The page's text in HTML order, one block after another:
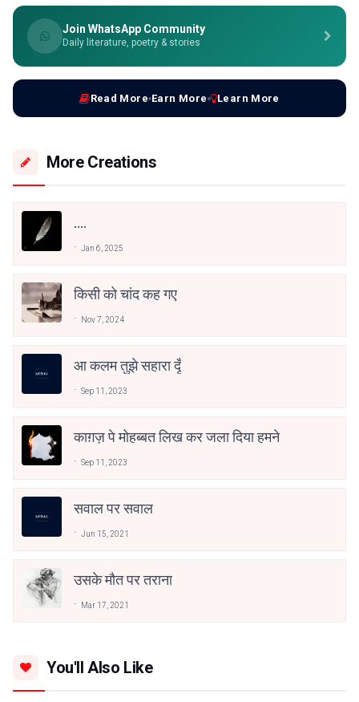
Join WhatsApp Community
Daily literature, poetry & stories
Read More Earn More Learn More
More Creations
....
Jan 6, 2025
किसी को चांद कह गए
Nov 7, 2024
आ कलम तुझे सहारा दूँ
Sep 11, 2023
काग़ज़ पे मोहब्बत लिख कर जला दिया हमने
Sep 11, 2023
सवाल पर सवाल
Jun 15, 2021
उसके मौत पर तराना
Mar 17, 2021
You'll Also Like